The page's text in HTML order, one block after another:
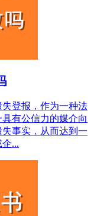
登报，作为一种法
有公信力的媒介向
事实，从而达到一
...